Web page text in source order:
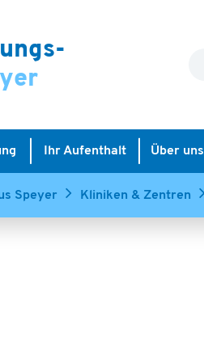
Ihr Aufenthalt Über uns
Speyer Kliniken & Zentren